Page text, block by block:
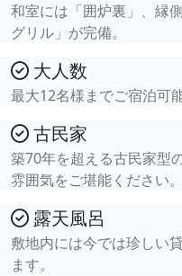
和室には「囲炉裏」、縁
グリル」が完備。
大人数
最大12名様までご宿泊可
古民家
築70年を超える古民家型
雰囲気をご堪能ください。
露天風呂
敷地内には今では珍しい
ます。